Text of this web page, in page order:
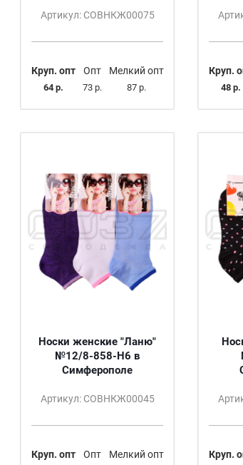
Артикул: СОВНКЖ00075
Круп. опт
64 р.
Опт
73 р.
Мелкий опт
87 р.
Круп.
48 р.
Носки женские "Ланю"
№12/8-858-H6 в
Симферополе
Артикул: СОВНКЖ00045
Круп. опт Опт Мелкий опт Круп.